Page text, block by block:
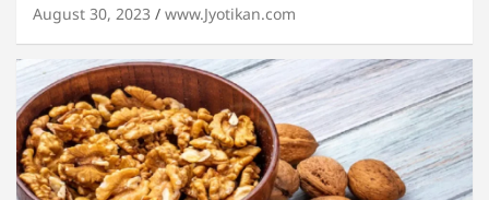
August 30, 2023 www.Jyotikan.com